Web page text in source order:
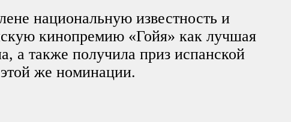
национальную известность и
кинопремию «Гойя» как лучшая
а также получила приз испанской
же номинации.